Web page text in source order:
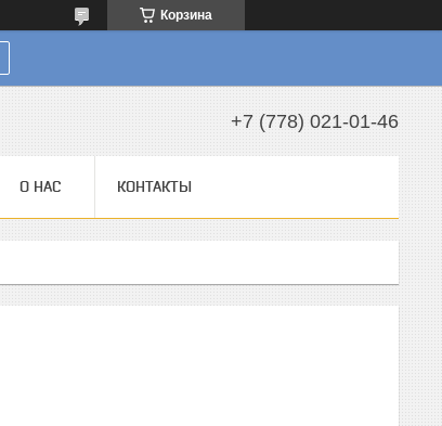
Корзина
+7 (778) 021-01-46
О НАС КОНТАКТЫ